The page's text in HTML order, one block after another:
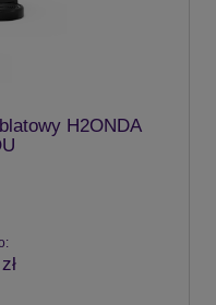
H2ONDA